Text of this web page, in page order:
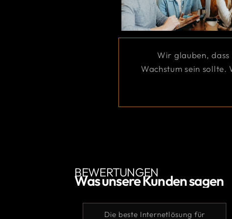
Wir glauben,
Wachstum sein sollte.
BEWERTUNGEN
Was unsere Kunden sagen
unsere